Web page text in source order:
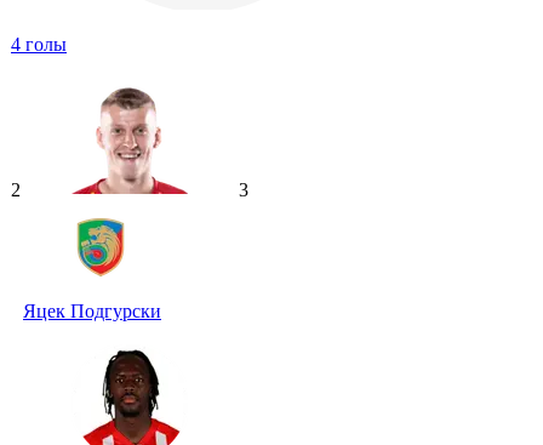
4 голы
2
Яцек Подгурски
3